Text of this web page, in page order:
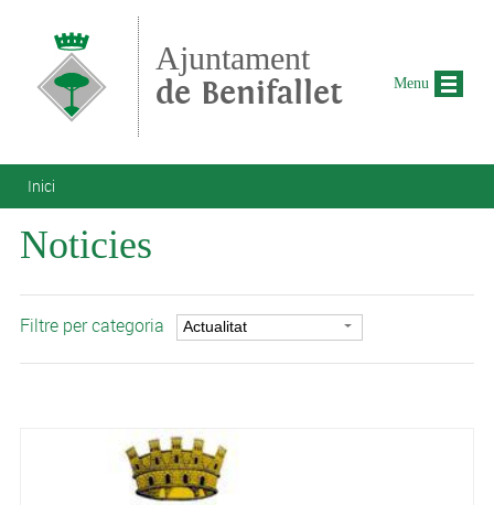
Ajuntament
de Benifallet
Esteu aquí
Inici
Noticies
Filtre per categoria
Menu